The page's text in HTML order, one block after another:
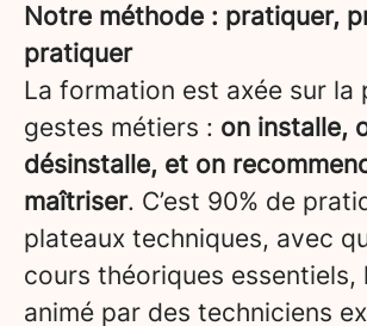
Notre méthode : pratiquer,
pratiquer
La formation est axée sur la
gestes métiers : on installe,
désinstalle, et on
maîtriser. C’est 90% de
plateaux techniques, avec
cours théoriques essentiels,
animé par des techniciens